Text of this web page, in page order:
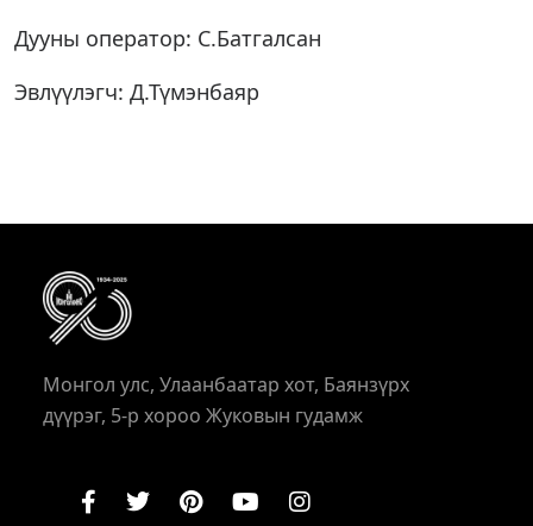
Дууны оператор: С.Батгалсан
Эвлүүлэгч: Д.Түмэнбаяр
Монгол улс, Улаанбаатар хот, Баянзүрх
дүүрэг, 5-р хороо Жуковын гудамж